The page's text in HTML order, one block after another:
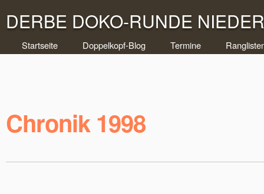
DERBE DOKO-RUNDE
Startseite Doppelkopf-Blog Termine
Chronik 1998